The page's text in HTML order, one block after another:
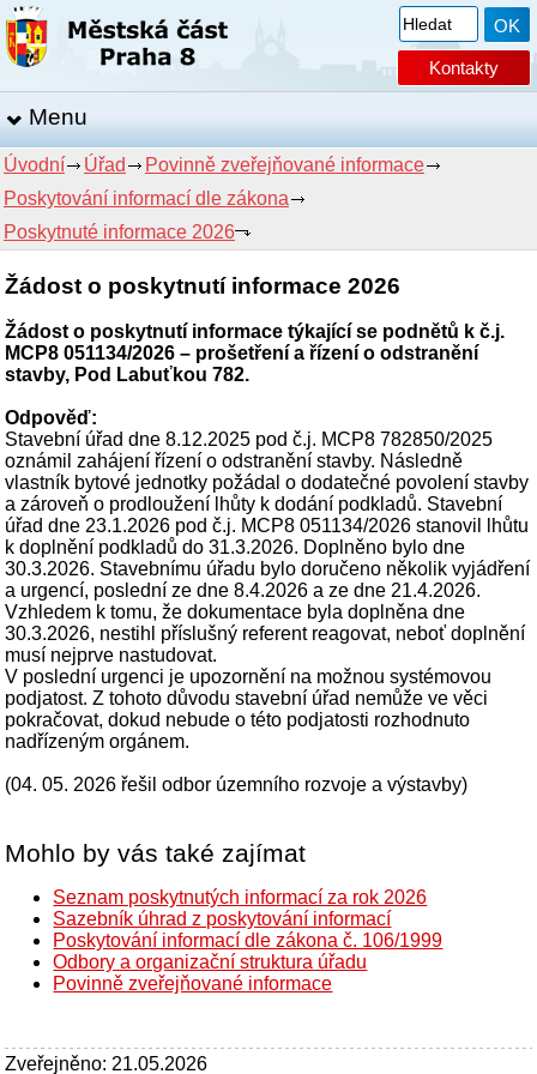
Kontakty
Menu
Úvodní Úřad
Povinně zveřejňované informace
Poskytování informací dle zákona
Poskytnuté informace 2026
Žádost o poskytnutí informace 2026
Žádost o poskytnutí informace týkající se podnětů k č.j.
MCP8 051134/2026 – prošetření a řízení o odstranění
stavby, Pod Labuťkou 782.
Odpověď:
Stavební úřad dne 8.12.2025 pod č.j. MCP8 782850/2025
oznámil zahájení řízení o odstranění stavby. Následně
vlastník bytové jednotky požádal o dodatečné povolení stavby
a zároveň o prodloužení lhůty k dodání podkladů. Stavební
úřad dne 23.1.2026 pod č.j. MCP8 051134/2026 stanovil lhůtu
k doplnění podkladů do 31.3.2026. Doplněno bylo dne
30.3.2026. Stavebnímu úřadu bylo doručeno několik vyjádření
a urgencí, poslední ze dne 8.4.2026 a ze dne 21.4.2026.
Vzhledem k tomu, že dokumentace byla doplněna dne
30.3.2026, nestihl příslušný referent reagovat, neboť doplnění
musí nejprve nastudovat.
V poslední urgenci je upozornění na možnou systémovou
podjatost. Z tohoto důvodu stavební úřad nemůže ve věci
pokračovat, dokud nebude o této podjatosti rozhodnuto
nadřízeným orgánem.
(04. 05. 2026 řešil odbor územního rozvoje a výstavby)
Mohlo by vás také zajímat
Seznam poskytnutých informací za rok 2026
Sazebník úhrad z poskytování informací
Poskytování informací dle zákona č. 106/1999
Odbory a organizační struktura úřadu
Povinně zveřejňované informace
Zveřejněno: 21.05.2026